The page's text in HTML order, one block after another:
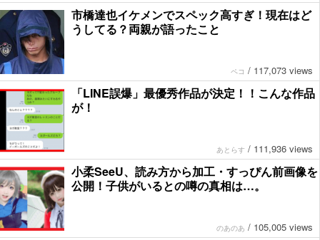
市橋達也イケメンでスペック高すぎ！現在はど
うしてる？両親が語ったこと
ペコ / 117,073 views
「LINE誤爆」最優秀作品が決定！！こんな作品
が！
あとらす / 111,936 views
小柔SeeU、読み方から加工・すっぴん前画像を
公開！子供がいるとの噂の真相は…。
のあのあ / 105,005 views